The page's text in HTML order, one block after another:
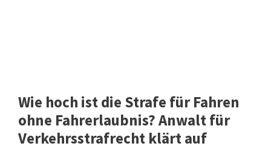
Wie hoch ist die Strafe für Fahren
ohne Fahrerlaubnis? Anwalt für
Verkehrsstrafrecht klärt auf